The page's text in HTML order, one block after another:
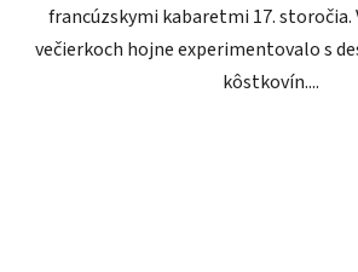
francúzskymi kabaretmi 17. storočia.
večierkoch hojne experimentovalo s
kôstkovín....